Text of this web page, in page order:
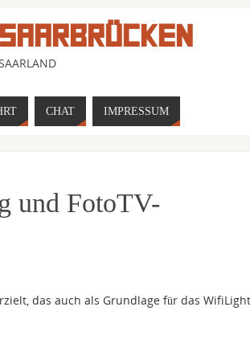
CHAT IMPRESSUM
und FotoTV-
das auch als Grundlage für das